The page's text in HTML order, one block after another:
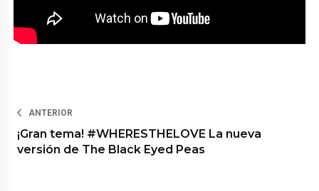
ANTERIOR
¡Gran tema! #WHERESTHELOVE La nueva
versión de The Black Eyed Peas